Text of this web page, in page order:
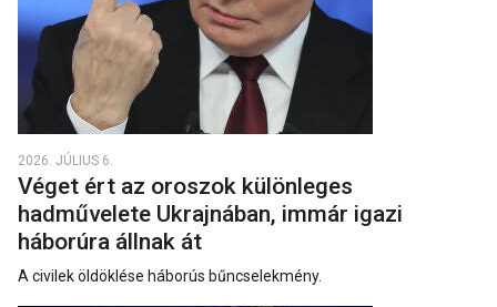
2026. JÚLIUS 6.
Véget ért az oroszok különleges
hadművelete Ukrajnában, immár igazi
háborúra állnak át
A civilek öldöklése háborús bűncselekmény.